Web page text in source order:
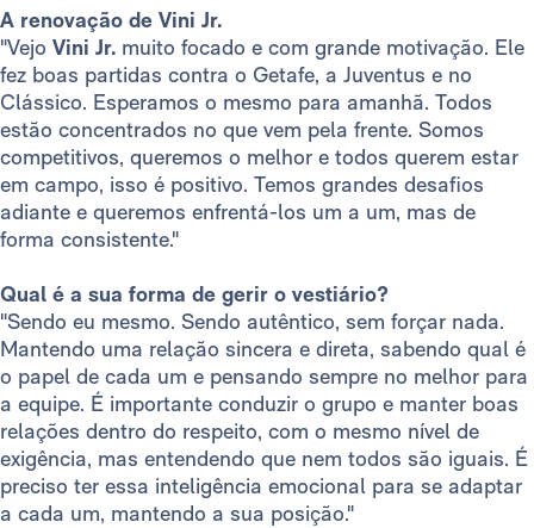
A renovação de Vini Jr.
"Vejo Vini Jr. muito focado e com grande motivação. Ele
fez boas partidas contra o Getafe, a Juventus e no
Clássico. Esperamos o mesmo para amanhã. Todos
estão concentrados no que vem pela frente. Somos
competitivos, queremos o melhor e todos querem estar
em campo, isso é positivo. Temos grandes desafios
adiante e queremos enfrentá-los um a um, mas de
forma consistente."
Qual é a sua forma de gerir o vestiário?
"Sendo eu mesmo. Sendo autêntico, sem forçar nada.
Mantendo uma relação sincera e direta, sabendo qual é
o papel de cada um e pensando sempre no melhor para
a equipe. É importante conduzir o grupo e manter boas
relações dentro do respeito, com o mesmo nível de
exigência, mas entendendo que nem todos são iguais. É
preciso ter essa inteligência emocional para se adaptar
a cada um, mantendo a sua posição."